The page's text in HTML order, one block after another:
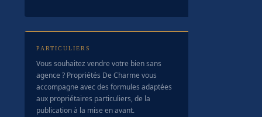
PARTICULIERS
Vous souhaitez vendre votre bien sans
agence ? Propriétés De Charme vous
accompagne avec des formules adaptées
aux propriétaires particuliers, de la
publication à la mise en avant.